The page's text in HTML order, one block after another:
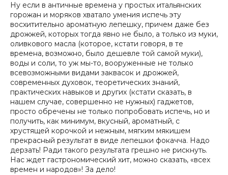
Ну если в античные времена у простых итальянских
горожан и моряков хватало умения испечь эту
восхитительно ароматную лепешку, причем даже без
дрожжей, которых тогда явно не было, а только из муки,
оливкового масла (которое, кстати говоря, в те
времена, возможно, было дешевле той самой муки),
воды и соли, то уж мы-то, вооруженные не только
всевозможными видами заквасок и дрожжей,
современных духовок, теоретических знаний,
практических навыков и других (кстати сказать, в
нашем случае, совершенно не нужных) гаджетов,
просто обречены не только попробовать испечь, но и
получить, как минимум, вкусный, ароматный, с
хрустящей корочкой и нежным, мягким мякишем
прекрасный результат в виде лепешки фокачча. Надо
дерзать! Ради такого результата грешно не рискнуть.
Нас ждет гастрономический хит, можно сказать, «всех
времен и народов»! За дело!